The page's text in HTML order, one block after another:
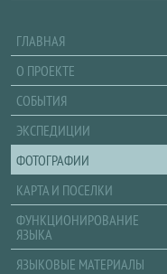
ГЛАВНАЯ
О ПРОЕКТЕ
СОБЫТИЯ
ЭКСПЕДИЦИИ
ФОТОГРАФИИ
КАРТА И ПОСЕЛКИ
ФУНКЦИОНИРОВАНИЕ
ЯЗЫКА
ЯЗЫКОВЫЕ МАТЕРИАЛЫ